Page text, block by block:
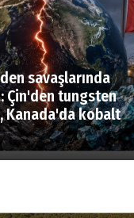
savaşlarında
Çin'den tungsten
Kanada'da kobalt